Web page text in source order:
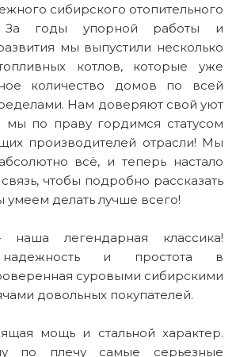
сибирского отопительного
За годы упорной работы и
мы выпустили несколько
котлов, которые уже
количество домов по всей
Нам доверяют свой уют
мы по праву гордимся статусом
производителей отрасли! Мы
всё, и теперь настало
чтобы подробно рассказать
умеем делать лучше всего!
легендарная классика!
надежность и простота в
суровыми сибирскими
довольных покупателей.
мощь и стальной характер.
по плечу самые серьезные